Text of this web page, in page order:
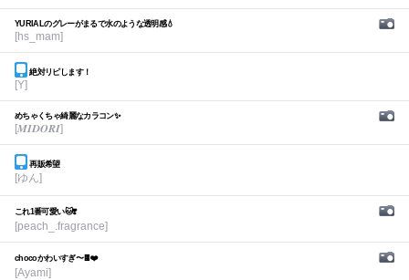
YURIALのグレーがまるで水のような透明感💧
[hs_mam]
絶対リピします！
[Y]
めちゃくちゃ綺麗なカラコン✨
[𝑴𝑰𝑫𝑶𝑹𝑰]
再販希望
[ゆん]
これ1番可愛い🐱❣️
[peach_.fragrance]
chocoかわいすぎ〜🍫❤️
[Ayami]